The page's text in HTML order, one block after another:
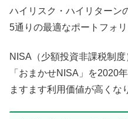
ハイリスク・ハイリターン
5通りの最適なポートフォ
NISA（少額投資非課税制度
「おまかせNISA」を2020
ますます利用価値が高くな